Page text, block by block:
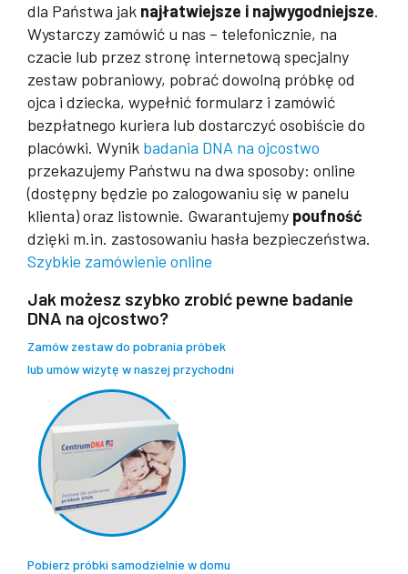
dla Państwa jak najłatwiejsze i najwygodniejsze.
Wystarczy zamówić u nas – telefonicznie, na
czacie lub przez stronę internetową specjalny
zestaw pobraniowy, pobrać dowolną próbkę od
ojca i dziecka, wypełnić formularz i zamówić
bezpłatnego kuriera lub dostarczyć osobiście do
placówki. Wynik badania DNA na ojcostwo
przekazujemy Państwu na dwa sposoby: online
(dostępny będzie po zalogowaniu się w panelu
klienta) oraz listownie. Gwarantujemy poufność
dzięki m.in. zastosowaniu hasła bezpieczeństwa.
Szybkie zamówienie online
Jak możesz szybko zrobić pewne badanie
DNA na ojcostwo?
Zamów zestaw do pobrania próbek
lub umów wizytę w naszej przychodni
Pobierz próbki samodzielnie w domu